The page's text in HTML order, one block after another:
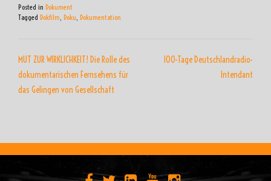
Posted in Dokument
Tagged Dokfilm, Doku, Dokumentation
MUT ZUR WIRKLICHKEIT! Die Rolle des
dokumentarischen Fernsehens für
das Gelingen von Gesellschaft
100-Tage Deutschlandradio-
Intendant